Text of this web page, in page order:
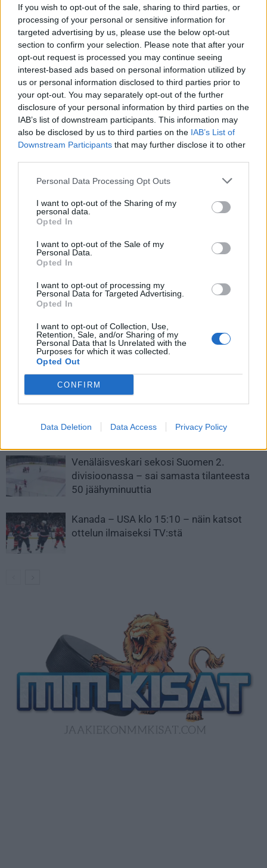
If you wish to opt-out of the sale, sharing to third parties, or
processing of your personal or sensitive information for
targeted advertising by us, please use the below opt-out
section to confirm your selection. Please note that after your
opt-out request is processed you may continue seeing
interest-based ads based on personal information utilized by
us or personal information disclosed to third parties prior to
your opt-out. You may separately opt-out of the further
disclosure of your personal information by third parties on the
IAB’s list of downstream participants. This information may
also be disclosed by us to third parties on the IAB’s List of
Downstream Participants that may further disclose it to other
Personal Data Processing Opt Outs
I want to opt-out of the Sharing of my
personal data.
Opted In
I want to opt-out of the Sale of my
Personal Data.
Opted In
I want to opt-out of processing my
Personal Data for Targeted Advertising.
Opted In
I want to opt-out of Collection, Use,
Retention, Sale, and/or Sharing of my
Personal Data that Is Unrelated with the
Purposes for which it was collected.
Opted Out
CONFIRM
Data Deletion Data Access Privacy Policy
HIFK – JYP
HPK – Pelicans
Ilves – Ässät
Jukurit – KalPa
KooKoo – Tappara
Lukko – Kärpät
TPS – Sport
Kaikki ottelut näkyvät maksullisen C More Sport -palvelun
Suomi U20 nappasi pronssia –
Anton Lundell jakoi
joukkuekavereilleen!
P.K. Subban ja Miles Wood
LIITTYVÄT ARTIKKELIT LISÄÄ TEKIJÄLTÄ
Leijonat julkisti ketjut Sveitsi-peliin –
kaukaloon
Venäläisveskari sekosi Suomen 2.
divisioonassa – sai samasta tilanteesta
50 jäähyminuuttia
Kanada – USA klo 15:10 – näin katsot
ottelun ilmaiseksi TV:stä